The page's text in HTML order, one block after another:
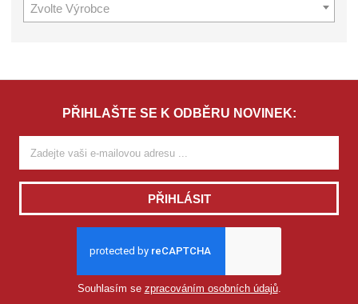
Zvolte Výrobce
o
l
Zvolte Model
PŘIHLAŠTE SE K ODBĚRU NOVINEK:
PŘIHLÁSIT
Souhlasím se zpracováním osobních údajů.